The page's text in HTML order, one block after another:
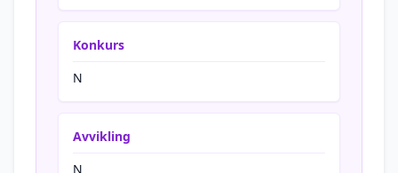
Konkurs
N
Avvikling
N